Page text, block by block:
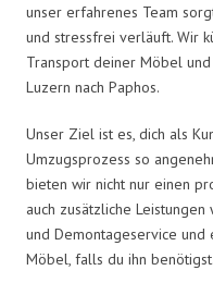
unser erfahrenes Team
und stressfrei verläuft. Wir
Transport deiner Möbel
Luzern nach Paphos.
Unser Ziel ist es, dich als
Umzugsprozess so
bieten wir nicht nur einen
auch zusätzliche
und Demontageservice
Möbel, falls du ihn benötigst.